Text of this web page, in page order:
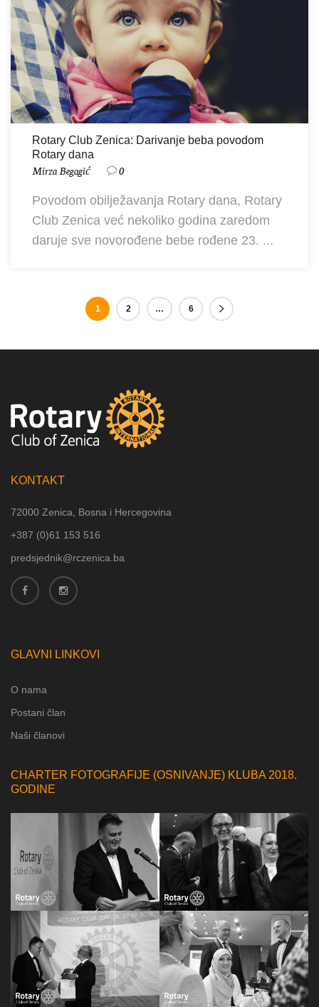
Rotary Club Zenica: Darivanje beba povodom
Rotary dana
Mirza Begagić 0
Povodom obilježavanja Rotary dana, Rotary
Club Zenica već nekoliko godina zaredom
daruje sve novorođene bebe rođene 23. ...
1 2 … 6
KONTAKT
72000 Zenica, Bosna i Hercegovina
+387 (0)61 153 516
predsjednik@rczenica.ba
GLAVNI LINKOVI
O nama
Postani član
Naši članovi
CHARTER FOTOGRAFIJE (OSNIVANJE) KLUBA 2018.
GODINE